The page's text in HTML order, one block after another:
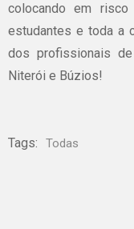
colocando em
estudantes e toda a
dos profissionais
Niterói e Búzios!
Tags: Todas